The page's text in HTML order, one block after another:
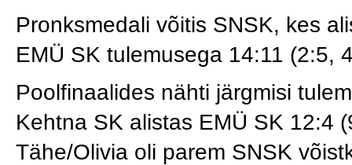
Pronksmedali võitis SNSK, kes
EMÜ SK tulemusega 14:11 (2:5,
Poolfinaalides nähti järgmisi
Kehtna SK alistas EMÜ SK 12:4
Tähe/Olivia oli parem SNSK